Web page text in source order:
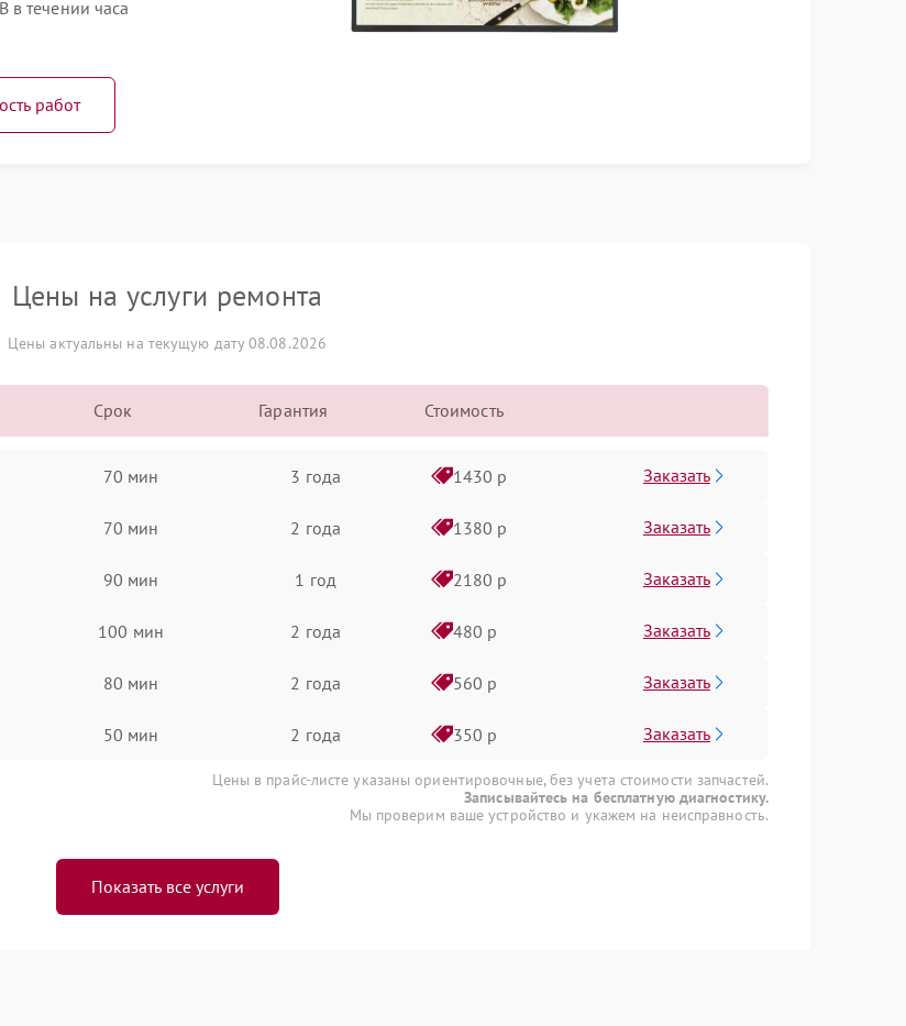
в течении часа
работ
Цены на услуги ремонта
Цены актуальны на текущую дату 08.08.2026
Срок Гарантия Стоимость
70 мин 3 года 1430 р Заказать
70 мин 2 года 1380 р Заказать
90 мин 1 год 2180 р Заказать
100 мин 2 года 480 р Заказать
80 мин 2 года 560 р Заказать
50 мин 2 года 350 р Заказать
Цены в прайс-листе указаны ориентировочные, без учета стоимости запчастей.
Записывайтесь на бесплатную диагностику.
Мы проверим ваше устройство и укажем на неисправность.
Показать все услуги